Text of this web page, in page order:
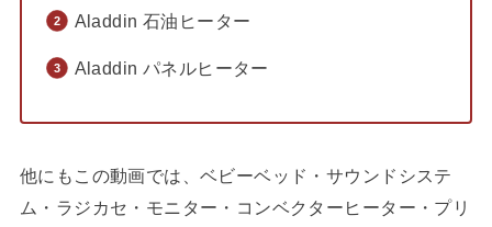
Aladdin 石油ヒーター
Aladdin パネルヒーター
他にもこの動画では、ベビーベッド・サウンドシステ
ム・ラジカセ・モニター・コンベクターヒーター・プリ